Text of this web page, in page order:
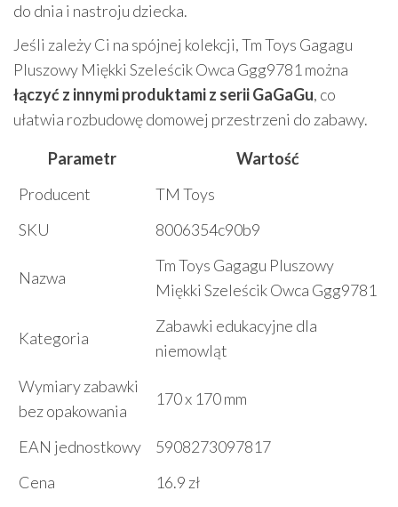
do dnia i nastroju dziecka.
Jeśli zależy Ci na spójnej kolekcji, Tm Toys Gagagu
Pluszowy Miękki Szeleścik Owca Ggg9781 można
łączyć z innymi produktami z serii GaGaGu, co
ułatwia rozbudowę domowej przestrzeni do zabawy.
Parametr
Wartość
Producent
TM Toys
SKU
8006354c90b9
Nazwa
Tm Toys Gagagu Pluszowy
Miękki Szeleścik Owca Ggg9781
Kategoria
Zabawki edukacyjne dla
niemowląt
Wymiary zabawki
bez opakowania
170 x 170 mm
EAN jednostkowy
5908273097817
Cena
16.9 zł